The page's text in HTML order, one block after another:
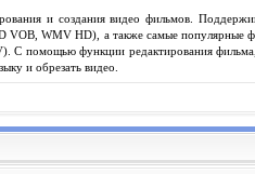
и создания видео фильмов.
WMV HD), а также самые популярные
помощью функции редактирования
и обрезать видео.